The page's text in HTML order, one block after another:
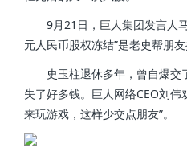
9月21日，巨人集团发言人马
元人民币股权冻结”是老史帮朋
史玉柱退休多年，曾自爆交
失了好多钱。巨人网络CEO刘伟
来玩游戏，这样少交点朋友”。